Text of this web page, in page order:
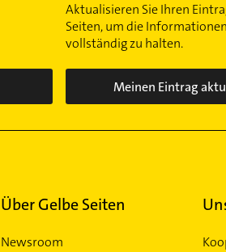
Aktualisieren Sie Ihren
Seiten, um die
vollständig zu halten.
Meinen Eintrag
Über Gelbe Seiten
Newsroom